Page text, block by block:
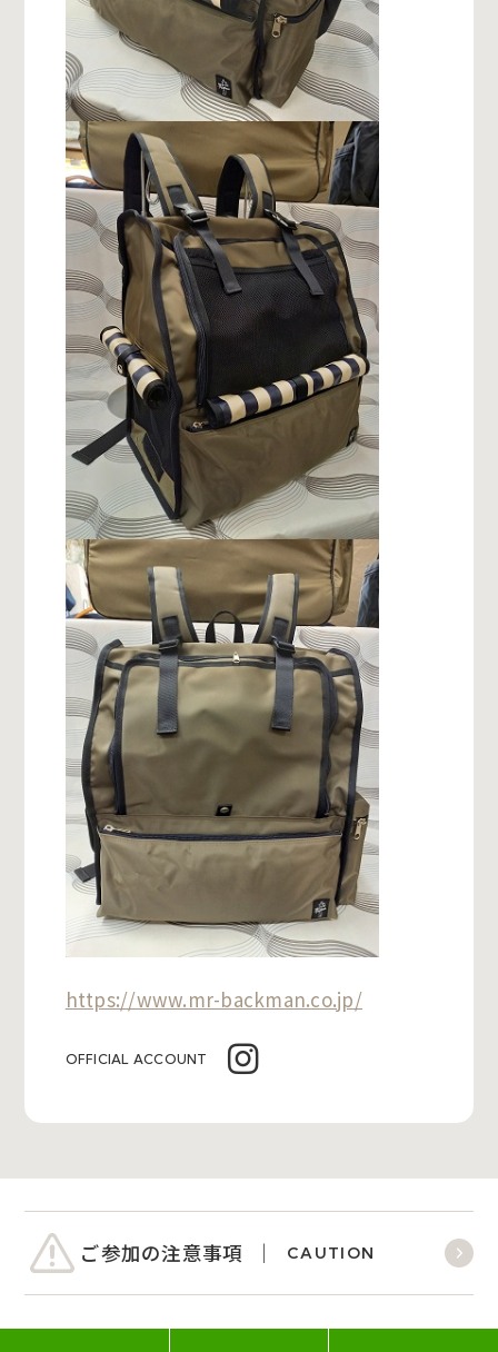
https://www.mr-backman.co.jp/
OFFICIAL ACCOUNT
ご参加の注意事項 CAUTION